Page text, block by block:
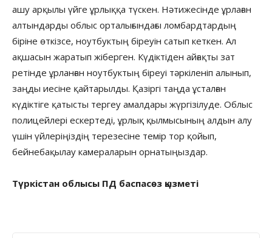
ашу арқылы үйге ұрлыққа түскен. Нәтижесінде ұрлаған
алтындарды облыс орталығындағы ломбардтардың
біріне өткізсе, ноутбуктың біреуін сатып кеткен. Ал
ақшасын жаратып жіберген. Күдіктіден айғақты зат
ретінде ұрланған ноутбуктың біреуі тәркіленіп алынып,
заңды иесіне қайтарылды. Қазіргі таңда ұсталған
күдіктіге қатысты тергеу амалдары жүргізілуде. Облыс
полицейлері ескертеді, ұрлық қылмысының алдын алу
үшін үйлеріңіздің терезесіне темір тор қойып,
бейнебақылау камераларын орнатыңыздар.
Түркістан облысы ПД баспасөз қызметі